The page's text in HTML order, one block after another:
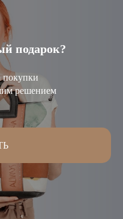
подарок?
покупки
решением